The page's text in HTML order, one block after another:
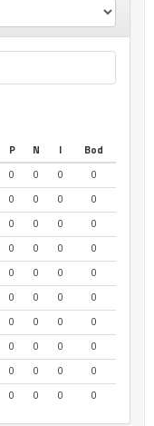
P N I
Bod
0 0 0
0
0 0 0
0
0 0 0
0
0 0 0
0
0 0 0
0
0 0 0
0
0 0 0
0
0 0 0
0
0 0 0
0
0 0 0 0